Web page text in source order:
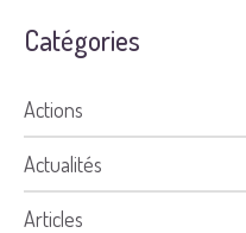
Catégories
Actions
Actualités
Articles